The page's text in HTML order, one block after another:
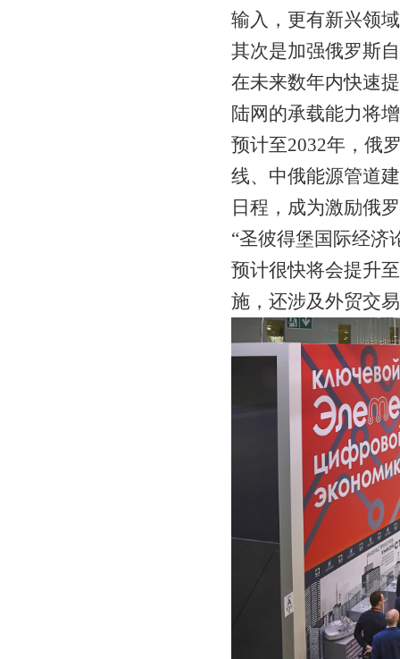
输入，更有新兴领
其次是加强俄罗斯
在未来数年内快速
陆网的承载能力将
预计至2032年，俄
线、中俄能源管道
日程，成为激励俄
“圣彼得堡国际经济
预计很快将会提升
施，还涉及外贸交